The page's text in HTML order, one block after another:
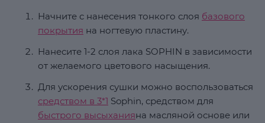
Начните с нанесения тонкого слоя базового
покрытия на ногтевую пластину.
Нанесите 1-2 слоя лака SOPHIN в зависимости
от желаемого цветового насыщения.
Для ускорения сушки можно воспользоваться
средством в 3*1 Sophin, средством для
быстрого высыханияна масляной основе или